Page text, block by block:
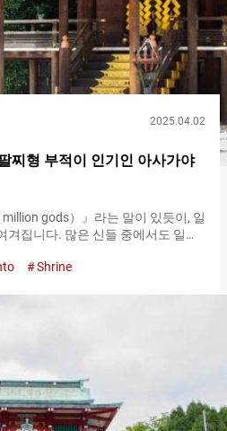
2025.04.02
형 부적이 인기인 아사가야
gods）』라는 말이 있듯이, 일
겨집니다. 많은 신들 중에서도 일본
, 합격 기원 등 다양한 복을 받을 수
어가면 보이는 것은 큰 막이 걸린 배
서의 참배 예절은 사금함에 사금을
박수치고 한 번 절하는 순서로 예를
Shrine